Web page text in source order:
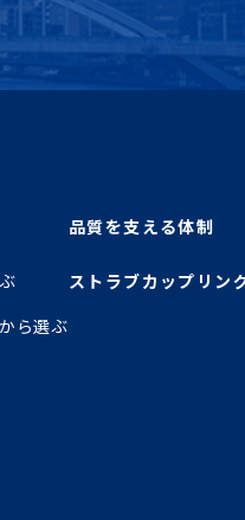
ら選ぶ
品質を支える体制
ストラブカップリン